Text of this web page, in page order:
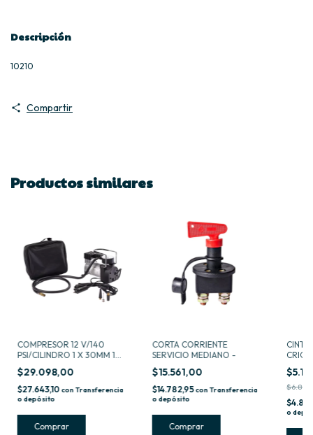
Descripción
10210
Compartir
Productos similares
COMPRESOR 12 V/140
PSI/CILINDRO 1 X 30MM 10
AMP -
$29.098,00
$27.643,10 con Transferencia
o depósito
CORTA CORRIENTE
SERVICIO MEDIANO -
$15.561,00
$14.782,95conTransferencia
o depósito
CINTA
o